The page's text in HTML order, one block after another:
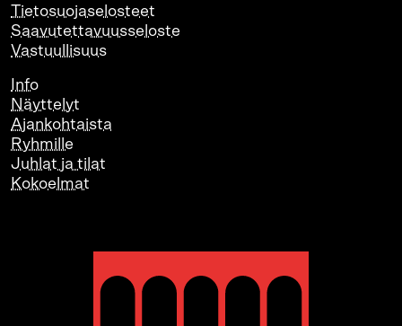
Tietosuojaselosteet
Saavutettavuusseloste
Vastuullisuus
Info
Näyttelyt
Ajankohtaista
Ryhmille
Juhlat ja tilat
Kokoelmat